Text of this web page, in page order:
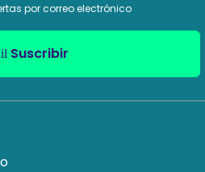
por correo electrónico
Suscribir